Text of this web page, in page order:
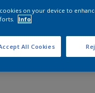
on your device to
Info
All Cookies